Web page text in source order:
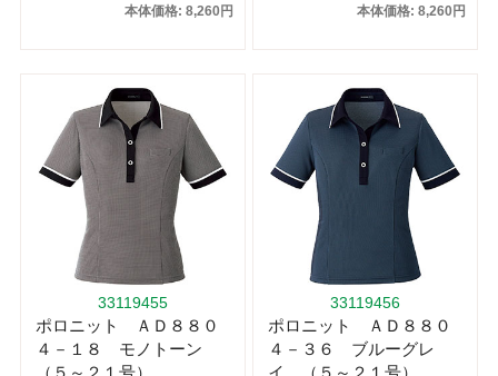
本体価格: 8,260円 本体価格: 8,260円
33119455
ポロニット ＡＤ８８０
４－１８ モノトーン
（５～２１号）
33119456
ポロニット ＡＤ８８０
４－３６ ブルーグレ
イ （５～２１号）